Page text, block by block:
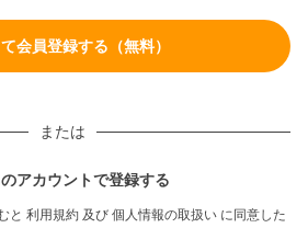
または
アカウントで登録する
と 利用規約 及び 個人情報の取扱い に同意した